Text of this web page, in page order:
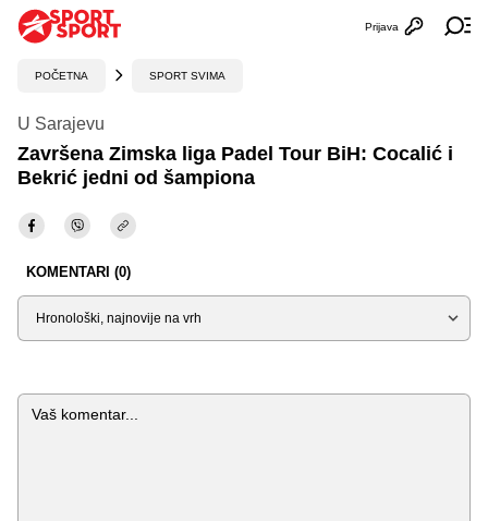
Otvori
Prijava
POČETNA SPORT SVIMA
U Sarajevu
Završena Zimska liga Padel Tour BiH: Cocalić i
Bekrić jedni od šampiona
KOMENTARI (0)
Sortiraj
Komentar